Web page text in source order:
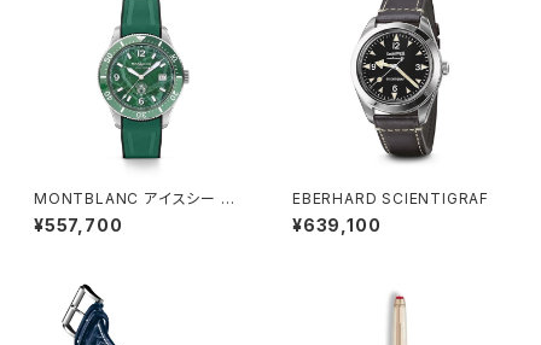
MONTBLANC アイスシー オ
ートマティック デイト
¥557,700
EBERHARD SCIENTIGRAF
¥639,100